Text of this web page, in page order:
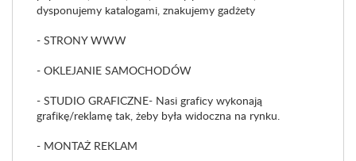
dysponujemy katalogami, znakujemy gadżety
- STRONY WWW
- OKLEJANIE SAMOCHODÓW
- STUDIO GRAFICZNE- Nasi graficy wykonają
grafikę/reklamę tak, żeby była widoczna na rynku.
- MONTAŻ REKLAM